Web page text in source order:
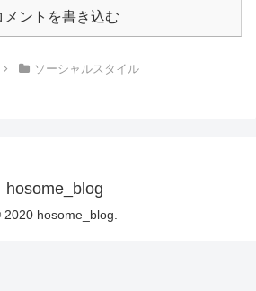
メントを書き込む
ソーシャルスタイル
hosome_blog
2020 hosome_blog.